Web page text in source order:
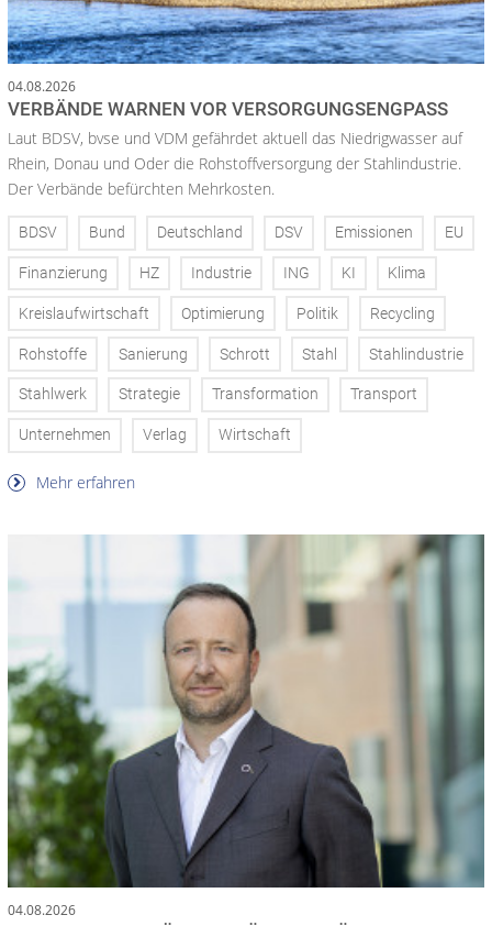
04.08.2026
VERBÄNDE WARNEN VOR VERSORGUNGSENGPASS
Laut BDSV, bvse und VDM gefährdet aktuell das Niedrigwasser auf
Rhein, Donau und Oder die Rohstoffversorgung der Stahlindustrie.
Der Verbände befürchten Mehrkosten.
BDSV Bund Deutschland DSV Emissionen EU
Finanzierung HZ Industrie ING KI Klima
Kreislaufwirtschaft Optimierung Politik Recycling
Rohstoffe Sanierung Schrott Stahl Stahlindustrie
Stahlwerk Strategie Transformation Transport
Unternehmen Verlag Wirtschaft
Mehr erfahren
04.08.2026